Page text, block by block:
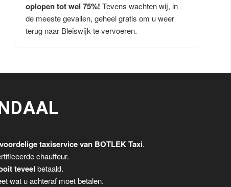
oplopen tot wel 75%!Tevens wachten wij, in
de meeste gevallen, geheel gratis om u weer
terug naar Bleiswijk te vervoeren.
taxiservice van BOTLEK Taxi.
chauffeur.
teveel betaald.
wat u achteraf moet betalen.